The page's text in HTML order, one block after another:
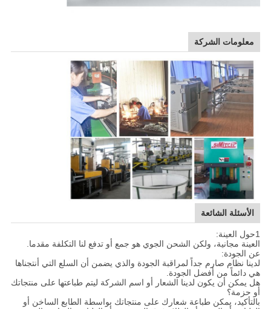
معلومات الشركة
الأسئلة الشائعة
1حول العينة:
العينة مجانية، ولكن الشحن الجوي هو جمع أو تدفع لنا التكلفة مقدما.
عن الجودة:
لدينا نظام صارم جداً لمراقبة الجودة والذي يضمن أن السلع التي أنتجناها
هي دائماً من أفضل الجودة.
هل يمكن أن يكون لدينا الشعار أو اسم الشركة ليتم طباعتها على منتجاتك
أو حزمة؟
بالتأكيد، يمكن طباعة شعارك على منتجاتك بواسطة الطابع الساخن أو